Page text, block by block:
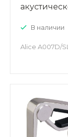
В наличии
Alice A007D/